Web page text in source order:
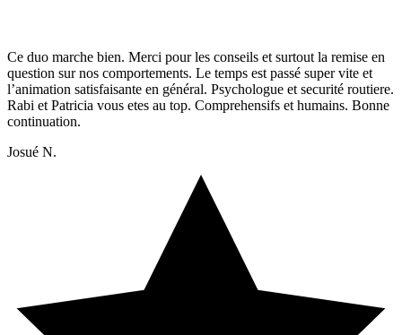
Ce duo marche bien. Merci pour les conseils et surtout la remise en
question sur nos comportements. Le temps est passé super vite et
l’animation satisfaisante en général. Psychologue et securité routiere.
Rabi et Patricia vous etes au top. Comprehensifs et humains. Bonne
continuation.
Josué N.